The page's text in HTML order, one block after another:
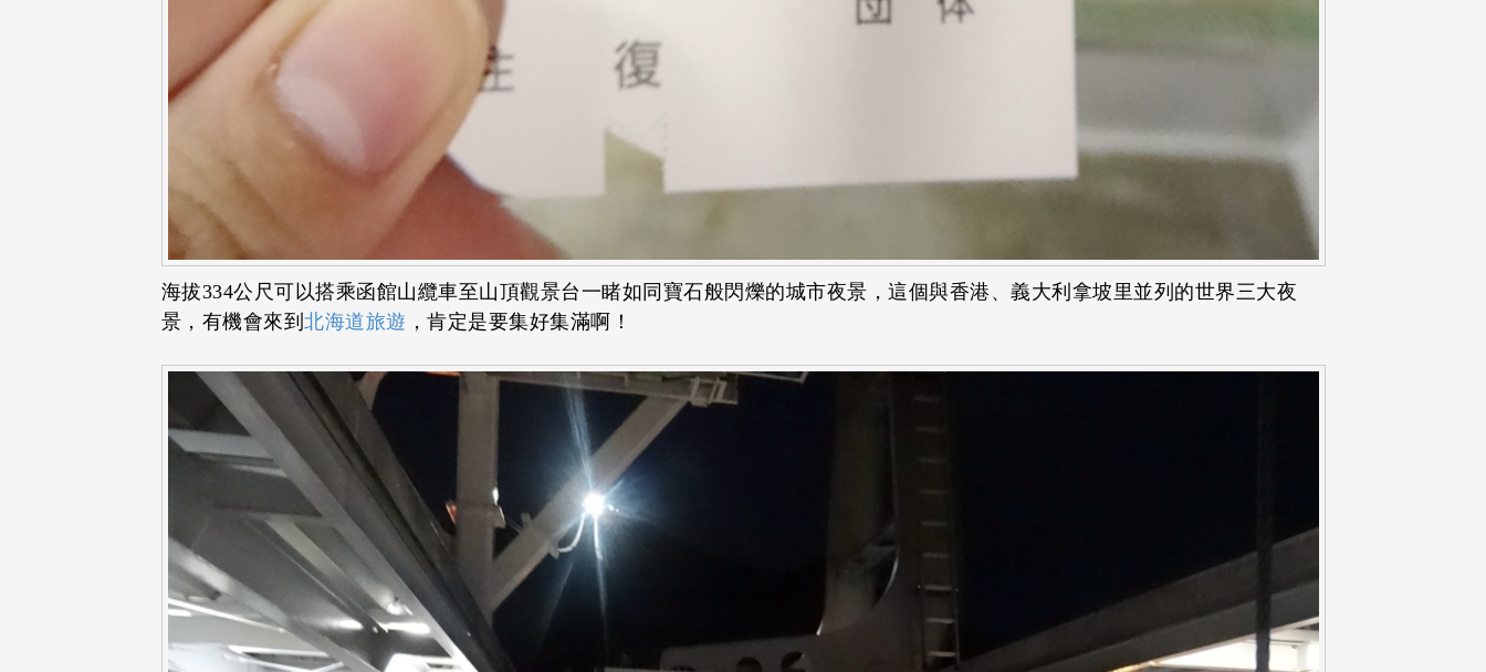
海拔334公尺可以搭乘函館山纜車至山頂觀景台一睹如同寶石般閃爍的城市夜景，這個與香港、義大利拿坡里並列的世界三大夜
景，有機會來到 北海道旅遊 ，肯定是要集好集滿啊！